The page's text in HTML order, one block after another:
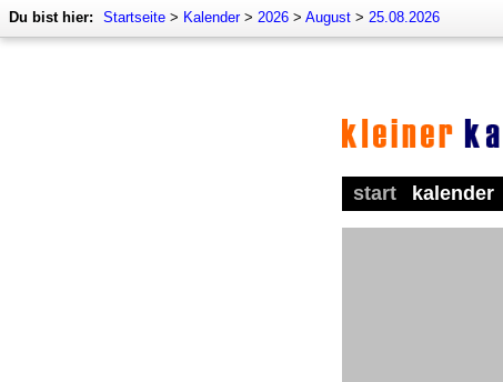
Du bist hier: Startseite > Kalender> 2026 > August > 25.08.2026
start kalender